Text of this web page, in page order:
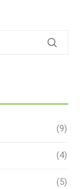
(9)
(4)
(5)